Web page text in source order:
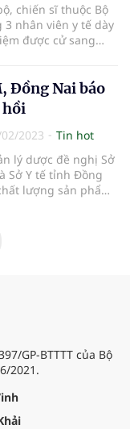
chiến sĩ thuộc Bộ
3 nhân viên y tế dày
được cử sang
khắc phục hậu
động đất.
Đồng Nai báo
hồi
2023
Tin hot
lý dược đề nghị Sở
Sở Y tế tỉnh Đồng
lượng sản phẩm
lượng chì cao,
10-2.
GP-BTTTT của Bộ
2021.